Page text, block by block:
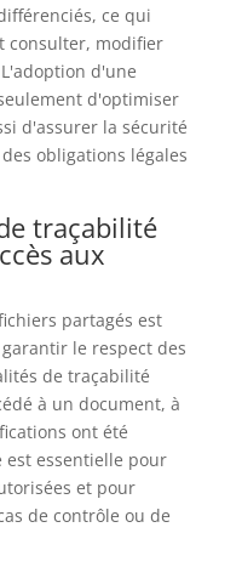
ce qui
consulter, modifier
d'une
d'optimiser
d'assurer la sécurité
obligations légales
traçabilité
aux
partagés est
le respect des
de traçabilité
à un document, à
ont été
est essentielle pour
et pour
de contrôle ou de